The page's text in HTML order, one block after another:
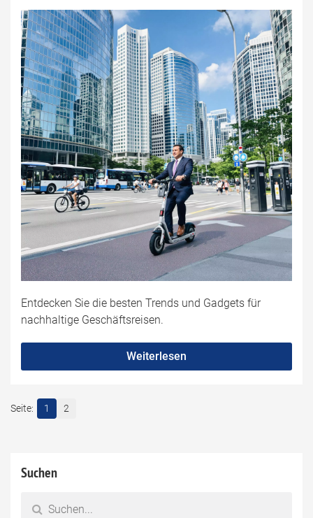
Entdecken Sie die besten Trends und Gadgets für
nachhaltige Geschäftsreisen.
Weiterlesen
1 2
Suchen